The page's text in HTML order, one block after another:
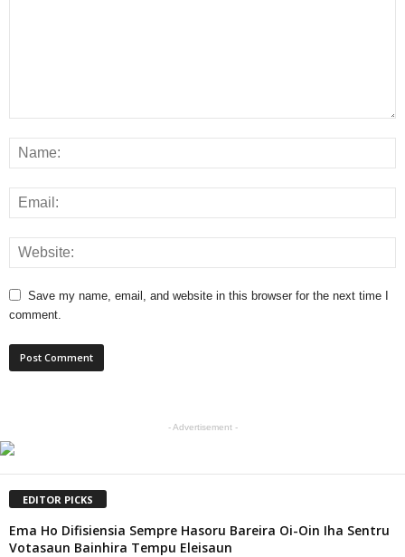
Save my name, email, and website in this browser for the next time I
comment.
- Advertisement -
EDITOR PICKS
Ema Ho Difisiensia Sempre Hasoru Bareira Oi-Oin Iha Sentru
Votasaun Bainhira Tempu Eleisaun